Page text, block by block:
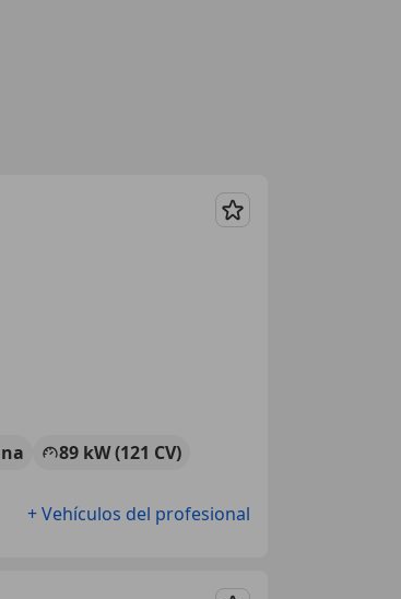
Guardar
89 kW (121 CV)
+ Vehículos del profesional